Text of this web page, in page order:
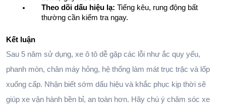
Theo dõi dấu hiệu lạ: Tiếng kêu, rung động bất
thường cần kiểm tra ngay.
Kết luận
Sau 5 năm sử dụng, xe ô tô dễ gặp các lỗi như ắc quy yếu,
phanh mòn, chân máy hỏng, hệ thống làm mát trục trặc và lốp
xuống cấp. Nhận biết sớm dấu hiệu và khắc phục kịp thời sẽ
giúp xe vận hành bền bỉ, an toàn hơn. Hãy chú ý chăm sóc xe